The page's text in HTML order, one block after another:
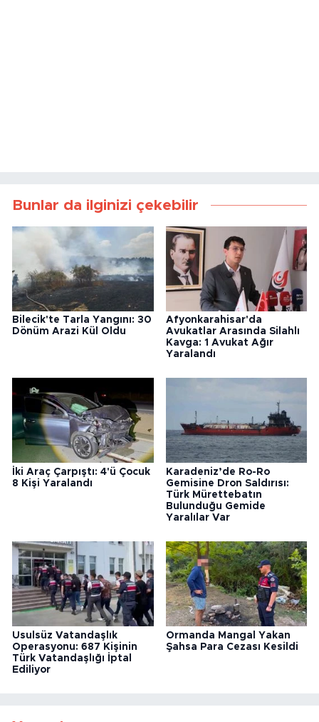
Bunlar da ilginizi çekebilir
Bilecik'te Tarla Yangını: 30
Dönüm Arazi Kül Oldu
Afyonkarahisar'da
Avukatlar Arasında Silahlı
Kavga: 1 Avukat Ağır
Yaralandı
İki Araç Çarpıştı: 4'ü Çocuk
8 Kişi Yaralandı
Karadeniz’de Ro-Ro
Gemisine Dron Saldırısı:
Türk Mürettebatın
Bulunduğu Gemide
Yaralılar Var
Usulsüz Vatandaşlık
Operasyonu: 687 Kişinin
Türk Vatandaşlığı İptal
Ediliyor
Ormanda Mangal Yakan
Şahsa Para Cezası Kesildi